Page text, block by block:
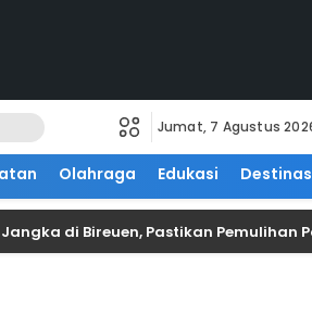
Jumat, 7 Agustus
Olahraga Edukasi
di Bireuen, Pastikan Pemulihan